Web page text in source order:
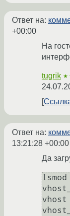
Ответ на:
+00:00
На
tugrik
Ответ на:
13:21:28 +00:00
Да